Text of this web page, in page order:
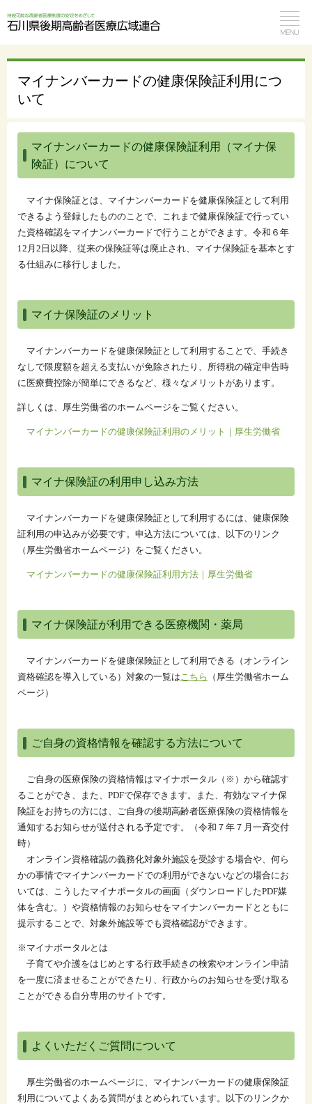
マイナンバーカードの健康保険証利用につ
いて
マイナンバーカードの健康保険証利用（マイナ保
険証）について
マイナ保険証とは、マイナンバーカードを健康保険証として利用
できるよう登録したもののことで、これまで健康保険証で行ってい
た資格確認をマイナンバーカードで行うことができます。令和６年
12月2日以降、従来の保険証等は廃止され、マイナ保険証を基本とす
る仕組みに移行しました。
マイナ保険証のメリット
マイナンバーカードを健康保険証として利用することで、手続き
なしで限度額を超える支払いが免除されたり、所得税の確定申告時
に医療費控除が簡単にできるなど、様々なメリットがあります。
詳しくは、厚生労働省のホームページをご覧ください。
マイナンバーカードの健康保険証利用のメリット｜厚生労働省
マイナ保険証の利用申し込み方法
マイナンバーカードを健康保険証として利用するには、健康保険
証利用の申込みが必要です。申込方法については、以下のリンク
（厚生労働省ホームページ）をご覧ください。
マイナンバーカードの健康保険証利用方法｜厚生労働省
マイナ保険証が利用できる医療機関・薬局
マイナンバーカードを健康保険証として利用できる（オンライン
資格確認を導入している）対象の一覧はこちら
（厚生労働省ホーム
ページ）
ご自身の資格情報を確認する方法について
ご自身の医療保険の資格情報はマイナポータル（※）から確認す
ることができ、また、PDFで保存できます。また、有効なマイナ保
険証をお持ちの方には、ご自身の後期高齢者医療保険の資格情報を
通知するお知らせが送付される予定です。（令和７年７月一斉交付
時）
オンライン資格確認の義務化対象外施設を受診する場合や、何ら
かの事情でマイナンバーカードでの利用ができないなどの場合にお
いては、こうしたマイナポータルの画面（ダウンロードしたPDF媒
体を含む。）や資格情報のお知らせをマイナンバーカードとともに
提示することで、対象外施設等でも資格確認ができます。
※マイナポータルとは
子育てや介護をはじめとする行政手続きの検索やオンライン申請
を一度に済ませることができたり、行政からのお知らせを受け取る
ことができる自分専用のサイトです。
よくいただくご質問について
厚生労働省のホームページに、マイナンバーカードの健康保険証
利用についてよくある質問がまとめられています。以下のリンクか